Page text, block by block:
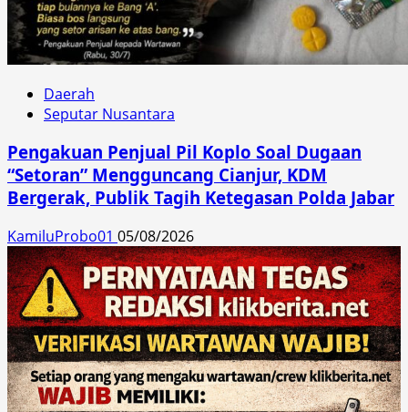
Daerah
Seputar Nusantara
Pengakuan Penjual Pil Koplo Soal Dugaan
“Setoran” Mengguncang Cianjur, KDM
Bergerak, Publik Tagih Ketegasan Polda Jabar
KamiluProbo01 05/08/2026